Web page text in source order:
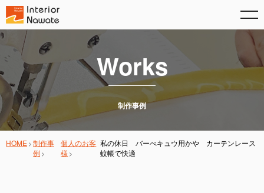
Works
制作事例
HOME 制作事
例
個人のお客
様
私の休日 バーべキュウ用かや カーテンレース
蚊帳で快適